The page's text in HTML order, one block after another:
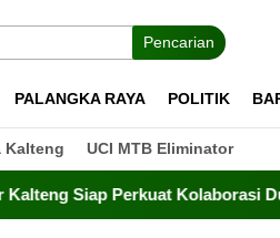
Pencarian
PALANGKA RAYA POLITIK
Kalteng UCI MTB Eliminator
Perkuat Kolaborasi Dukung